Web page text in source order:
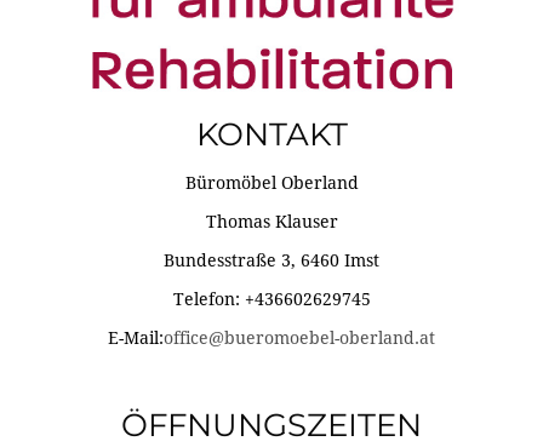
KONTAKT
Büromöbel Oberland
Thomas Klauser
Bundesstraße 3, 6460 Imst
Telefon: +436602629745
E-Mail:office@bueromoebel-oberland.at
ÖFFNUNGSZEITEN